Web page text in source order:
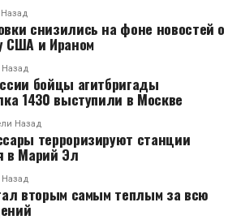
снизились на фоне новостей о
США и Ираном
Назад
бойцы агитбригады
1430 выступили в Москве
Назад
терроризируют станции
в Марий Эл
Назад
вторым самым теплым за всю